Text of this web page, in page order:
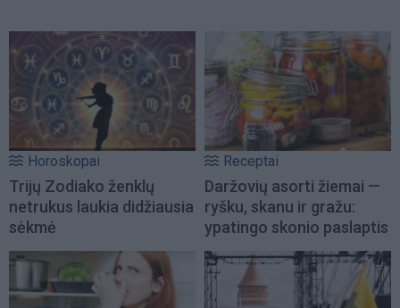
Horoskopai
Trijų Zodiako ženklų
netrukus laukia didžiausia
sėkmė
Receptai
Daržovių asorti žiemai —
ryšku, skanu ir gražu:
ypatingo skonio paslaptis